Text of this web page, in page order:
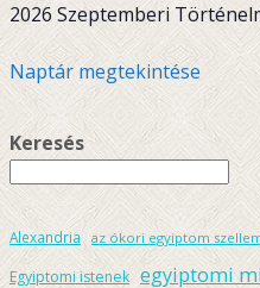
2026 Szeptemberi
Naptár megtekintése
Keresés
Alexandria az ókori egyiptom
Egyiptomi istenek egyiptomi